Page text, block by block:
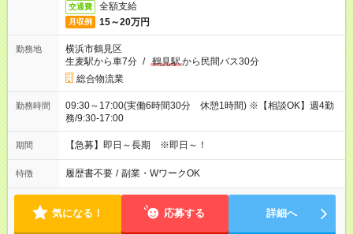
交通費 全額支給
月収例 15～20万円
勤務地
横浜市鶴見区
生麦駅から車7分 / 鶴見駅から民間バス30分
総合物流業
勤務時間
09:30～17:00(実働6時間30分 休憩1時間) ※【相談OK】週4勤
務/9:30‐17:00
期間 【急募】即日～長期 ※即日～！
特徴 履歴書不要 / 副業・WワークOK
気になる！ 応募する 詳細へ